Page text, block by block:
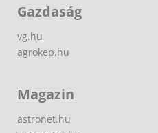
Gazdaság
vg.hu
agrokep.hu
Magazin
astronet.hu